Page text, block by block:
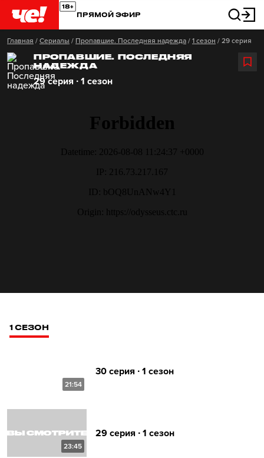
ПРЯМОЙ ЭФИР
Главная / Сериалы / Пропавшие. Последняя надежда / 1 сезон / 29 серия
ПРОПАВШИЕ. ПОСЛЕДНЯЯ
НАДЕЖДА
29 серия ∙ 1 сезон
1 СЕЗОН
21:54
30 серия ∙ 1 сезон
23:45
29 серия ∙ 1 сезон